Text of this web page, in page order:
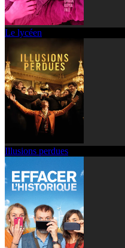
Le lycéen
Illusions perdues